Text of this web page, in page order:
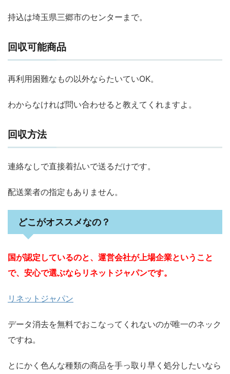
持込は埼玉県三郷市のセンターまで。
回収可能商品
再利用困難なもの以外ならたいていOK。
わからなければ問い合わせると教えてくれますよ。
回収方法
連絡なしで直接着払いで送るだけです。
配送業者の指定もありません。
どこがオススメなの？
国が認定しているのと、運営会社が上場企業ということ
で、安心で選ぶならリネットジャパンです。
リネットジャパン
データ消去を無料でおこなってくれないのが唯一のネック
ですね。
とにかく色んな種類の商品を手っ取り早く処分したいなら